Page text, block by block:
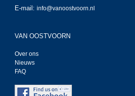
E-mail: info@vanoostvoorn.nl
VAN OOSTVOORN
Over ons
Nieuws
FAQ